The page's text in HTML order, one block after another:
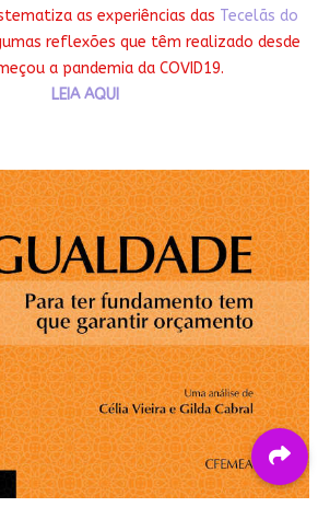
as experiências das Tecelãs do
reflexões que têm realizado desde
a pandemia da COVID19.
LEIA AQUI